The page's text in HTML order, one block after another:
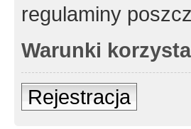
regulaminy
Warunki
Rejestracja